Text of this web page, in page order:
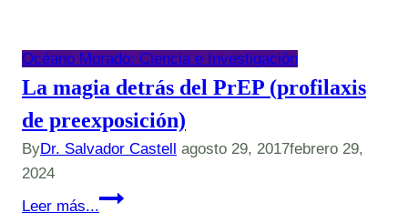
microbios
entre
animales.
Océano Morado: Ciencia e Investigación
La magia detrás del PrEP (profilaxis
de preexposición)
ByDr. Salvador Castell agosto 29, 2017febrero 29,
2024
Leer más...
La